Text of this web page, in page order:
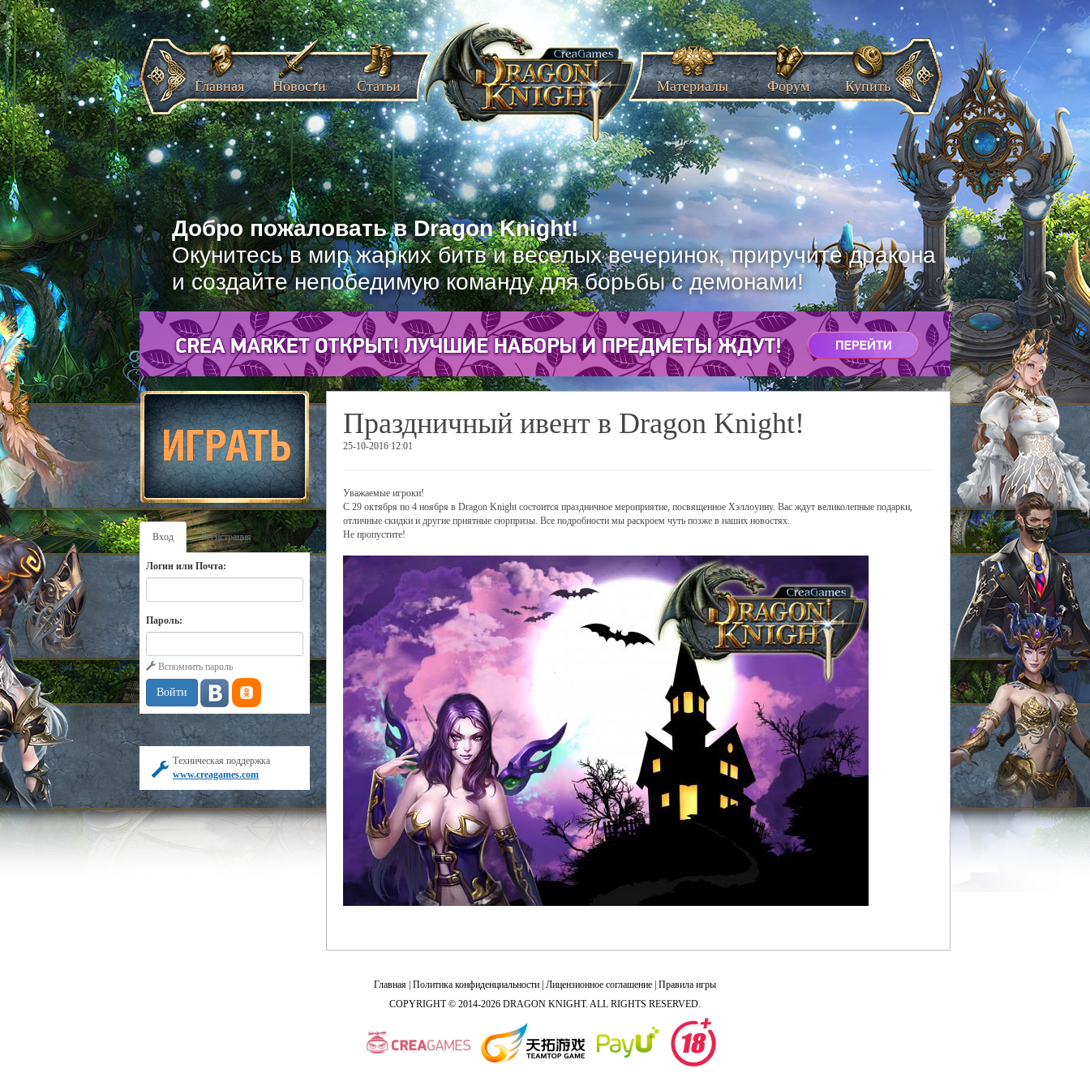
Добро пожаловать в Dragon Knight!
Окунитесь в мир жарких битв и веселых вечеринок, приручите дракона
и создайте непобедимую команду для борьбы с демонами!
Главная Новости Статьи Материалы Форум Купить
Вход Регистрация
Логин или Почта:
Пароль:
Вспомнить пароль
Техническая поддержка
www.creagames.com
Праздничный ивент в Dragon Knight!
25-10-2016 12:01
Уважаемые игроки!
С 29 октября по 4 ноября в Dragon Knight состоится праздничное мероприятие, посвященное Хэллоуину. Вас ждут великолепные подарки,
отличные скидки и другие приятные сюрпризы. Все подробности мы раскроем чуть позже в наших новостях.
Не пропустите!
Главная Политика конфиденциальности Лицензионное соглашение Правила игры
COPYRIGHT © 2014-2026 DRAGON KNIGHT. ALL RIGHTS RESERVED.